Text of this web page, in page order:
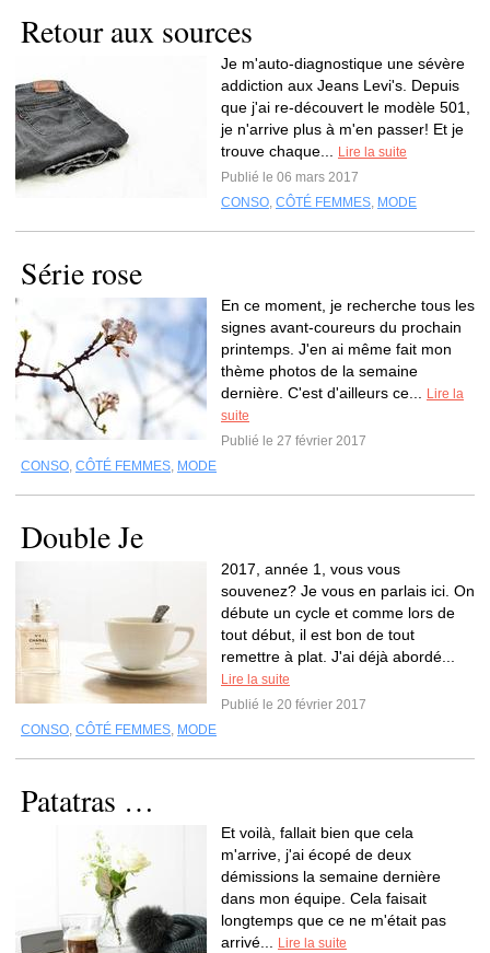
Retour aux sources
Je m'auto-diagnostique une sévère
addiction aux Jeans Levi's. Depuis
que j'ai re-découvert le modèle 501,
je n'arrive plus à m'en passer! Et je
trouve chaque...
Lire la suite
Publié le 06 mars 2017
CONSO, CÔTÉ FEMMES, MODE
Série rose
En ce moment, je recherche tous les
signes avant-coureurs du prochain
printemps. J'en ai même fait mon
thème photos de la semaine
dernière. C'est d'ailleurs ce...
Lire la
suite
Publié le 27 février 2017
CONSO, CÔTÉ FEMMES, MODE
Double Je
2017, année 1, vous vous
souvenez? Je vous en parlais ici. On
débute un cycle et comme lors de
tout début, il est bon de tout
remettre à plat. J'ai déjà abordé...
Lire la suite
Publié le 20 février 2017
CONSO, CÔTÉ FEMMES, MODE
Patatras …
Et voilà, fallait bien que cela
m'arrive, j'ai écopé de deux
démissions la semaine dernière
dans mon équipe. Cela faisait
longtemps que ce ne m'était pas
arrivé...
Lire la suite